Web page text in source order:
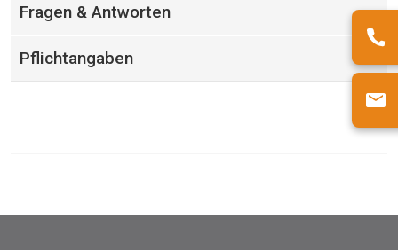
Fragen & Antworten
Pflichtangaben